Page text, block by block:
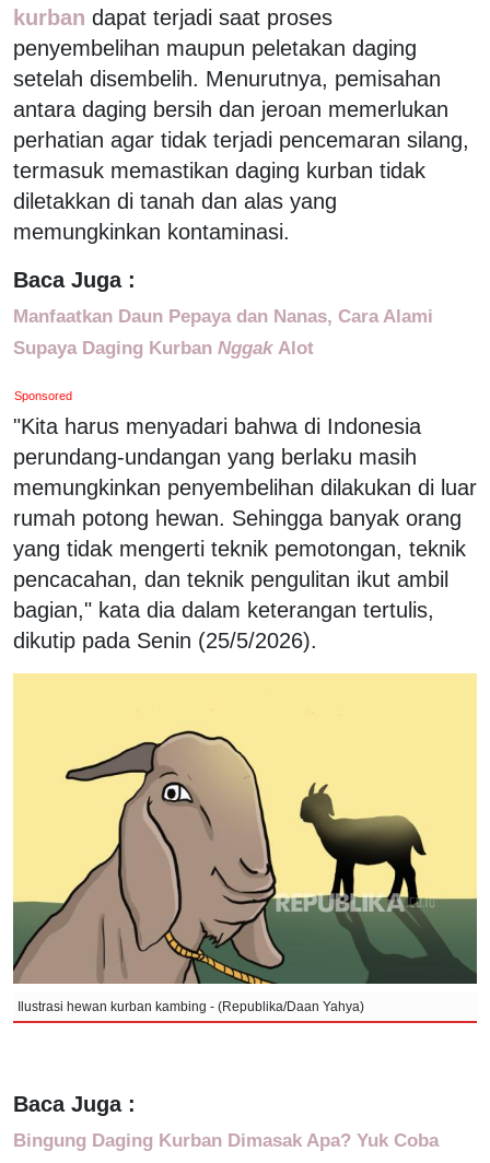
kurban dapat terjadi saat proses
penyembelihan maupun peletakan daging
setelah disembelih. Menurutnya, pemisahan
antara daging bersih dan jeroan memerlukan
perhatian agar tidak terjadi pencemaran silang,
termasuk memastikan daging kurban tidak
diletakkan di tanah dan alas yang
memungkinkan kontaminasi.
Baca Juga :
Manfaatkan Daun Pepaya dan Nanas, Cara Alami
Supaya Daging Kurban Nggak Alot
Sponsored
"Kita harus menyadari bahwa di Indonesia
perundang-undangan yang berlaku masih
memungkinkan penyembelihan dilakukan di luar
rumah potong hewan. Sehingga banyak orang
yang tidak mengerti teknik pemotongan, teknik
pencacahan, dan teknik pengulitan ikut ambil
bagian," kata dia dalam keterangan tertulis,
dikutip pada Senin (25/5/2026).
Ilustrasi hewan kurban kambing - (Republika/Daan Yahya)
Baca Juga :
Bingung Daging Kurban Dimasak Apa? Yuk Coba